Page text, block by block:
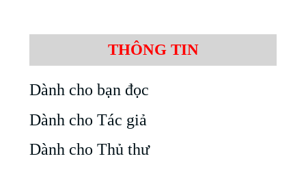
THÔNG TIN
Dành cho bạn đọc
Dành cho Tác giả
Dành cho Thủ thư